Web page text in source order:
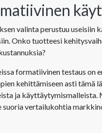
valinta perustuu
Onko tuotteesi
formatiivinen testaus on
kehittämiseen asti tämä
ja käyttäytymismalleista.
suoria vertailukohtia